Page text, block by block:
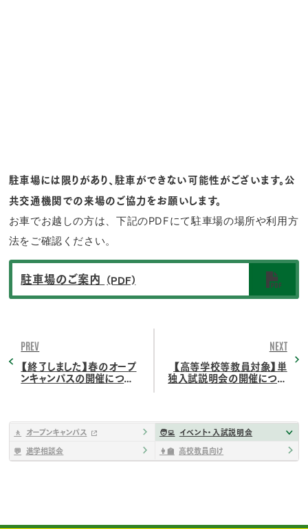
駐車場には限りがあり、駐車ができない可能性がございます。公
共交通機関での来場のご協力をお願いします。
お車でお越しの方は、下記のPDFにて駐車場の場所や利用方
法をご確認ください。
駐車場のご案内 (PDF)
PREV
【終了しました】春のオープ
ンキャンパスの開催につい
NEXT
【高等学校等教員対象】単
独入試説明会の開催につい
🚶 オープンキャンパス 🧑‍💻 イベント・入試説明会
💬 進学相談会 👩‍🏫 高校教員向け